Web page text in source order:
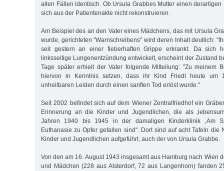
allen Fällen identisch. Ob Ursula Grabbes Mutter einen derartigen
sich aus der Patientenakte nicht rekonstruieren.
Am Beispiel des an den Vater eines Mädchens, das mit Ursula
wurde, gerichteten "Warnschreibens" wird deren Inhalt deutlich:
seit gestern an einer fieberhaften Grippe erkrankt. Da sich
linksseitige Lungenentzündung entwickelt, erscheint der Zustand
Tage später erhielt der Vater folgende Mitteilung: "Zu meinem
hiervon in Kenntnis setzen, dass ihr Kind Friedl heute um
unheilbaren Leiden durch einen sanften Tod erlöst wurde."
Seit 2002 befindet sich auf dem Wiener Zentralfriedhof ein
Erinnerung an die Kinder und Jugendlichen, die als
Jahren 1940 bis 1945 in der damaligen Kinderklinik ‚Am
Euthanasie zu Opfer gefallen sind". Dort sind auf acht Tafeln die
Kinder und Jugendlichen aufgeführt, auch der von Ursula Grabbe.
Von den am 16. August 1943 insgesamt aus Hamburg nach Wien
und Mädchen (228 aus Alsterdorf, 72 aus Langenhorn) fanden